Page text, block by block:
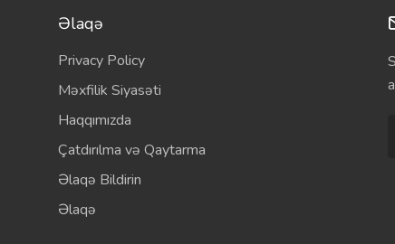
Əlaqə
Privacy Policy
Məxfilik Siyasəti
Haqqımızda
Çatdırılma və Qaytarma
Əlaqə Bildirin
Əlaqə